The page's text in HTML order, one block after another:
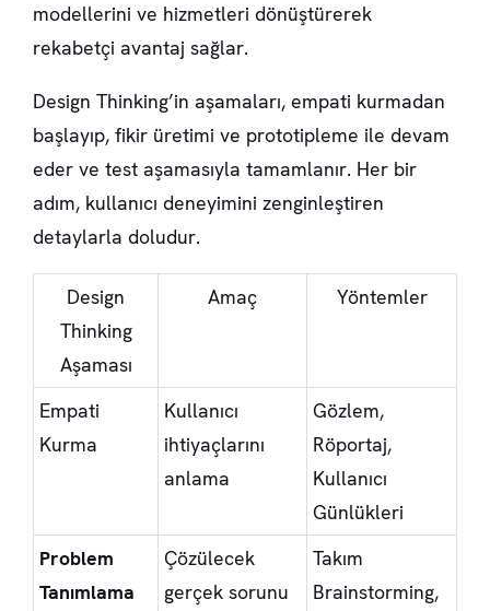
modellerini ve hizmetleri dönüştürerek
rekabetçi avantaj sağlar.
Design Thinking’in aşamaları, empati kurmadan
başlayıp, fikir üretimi ve prototipleme ile devam
eder ve test aşamasıyla tamamlanır. Her bir
adım, kullanıcı deneyimini zenginleştiren
detaylarla doludur.
Design
Thinking
Aşaması
Amaç Yöntemler
Empati
Kurma
Kullanıcı
ihtiyaçlarını
anlama
Gözlem,
Röportaj,
Kullanıcı
Günlükleri
Problem
Tanımlama
Çözülecek
gerçek sorunu
Takım
Brainstorming,